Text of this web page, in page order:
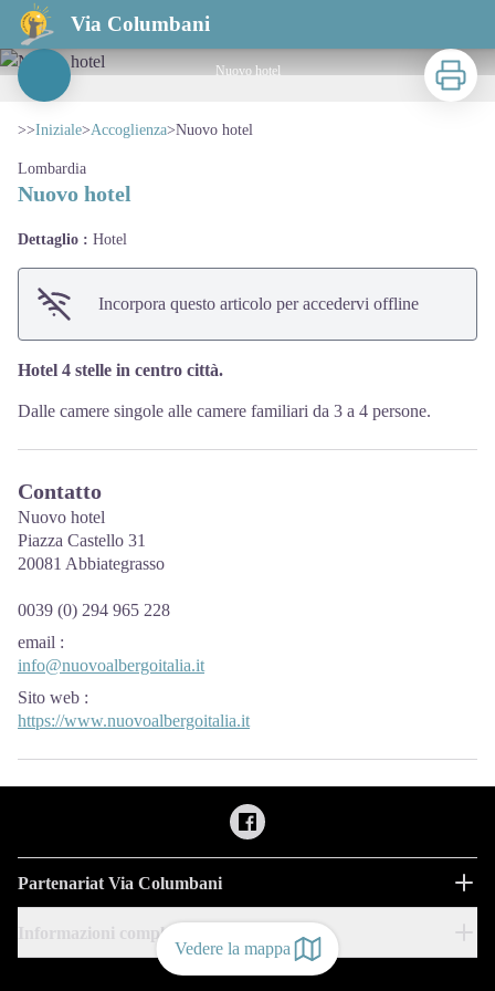
Via Columbani
Nuovo hotel
Vedere la mappa
Nuovo hotel
Stampa
>>Iniziale>Accoglienza>Nuovo hotel
Lombardia
Nuovo hotel
Dettaglio : Hotel
Incorpora questo articolo per accedervi offline
Hotel 4 stelle in centro città.
Dalle camere singole alle camere familiari da 3 a 4 persone.
Contatto
Nuovo hotel
Piazza Castello 31
20081 Abbiategrasso
0039 (0) 294 965 228
email :
info@nuovoalbergoitalia.it
Sito web :
https://www.nuovoalbergoitalia.it
Partenariat Via Columbani
Informazioni complementari